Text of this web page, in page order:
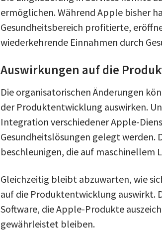
ermöglichen. Während Apple bisher
Gesundheitsbereich profitierte,
wiederkehrende Einnahmen durch
Auswirkungen auf die
Die organisatorischen Änderungen
der Produktentwicklung auswirken.
Integration verschiedener Apple-
Gesundheitslösungen gelegt werden.
beschleunigen, die auf maschinellem
Gleichzeitig bleibt abzuwarten, wie
auf die Produktentwicklung auswirkt.
Software, die Apple-Produkte
gewährleistet bleiben.